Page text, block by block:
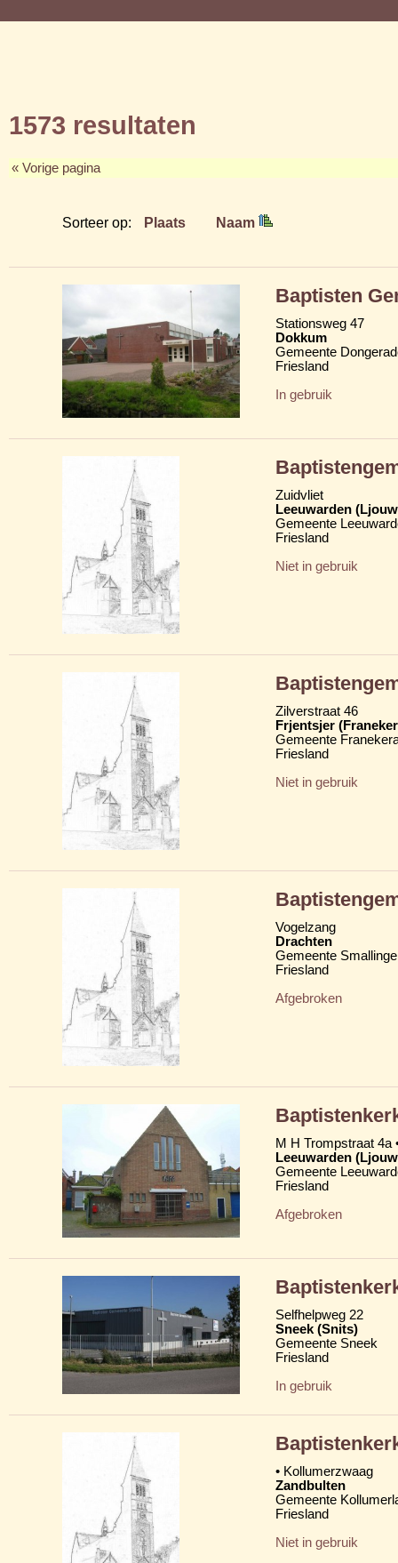
1573 resultaten
« Vorige pagina
Sorteer op: Plaats Naam
Baptisten
Stationsweg 47
Dokkum
Gemeente
Friesland
In gebruik
Zuidvliet
Leeuwarden
Gemeente
Friesland
Niet in gebruik
Zilverstraat 46
Frjentsjer
Gemeente
Friesland
Niet in gebruik
Vogelzang
Drachten
Gemeente
Friesland
Afgebroken
M H Trompstraat 4a
Leeuwarden
Gemeente
Friesland
Afgebroken
Selfhelpweg 22
Sneek (Snits)
Gemeente Sneek
Friesland
In gebruik
• Kollumerzwaag
Zandbulten
Gemeente
Friesland
Niet in gebruik